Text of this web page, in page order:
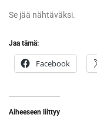
Se jää nähtäväksi.
Jaa tämä:
Facebook
Aiheeseen liittyy